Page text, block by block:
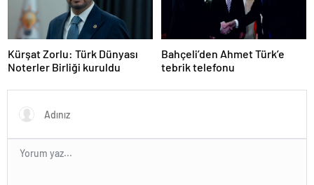
Kürşat Zorlu: Türk Dünyası
Noterler Birliği kuruldu
Bahçeli’den Ahmet Türk’e
tebrik telefonu